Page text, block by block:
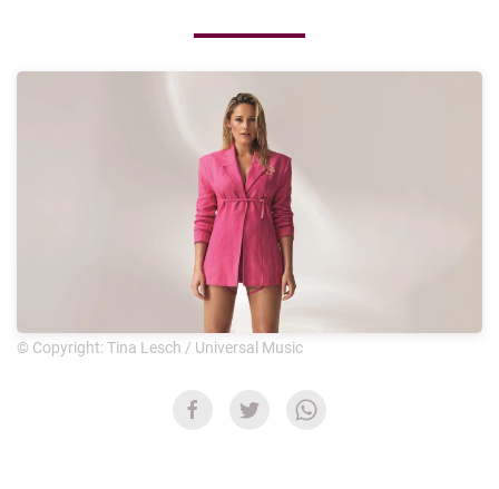
© Copyright: Tina Lesch / Universal Music